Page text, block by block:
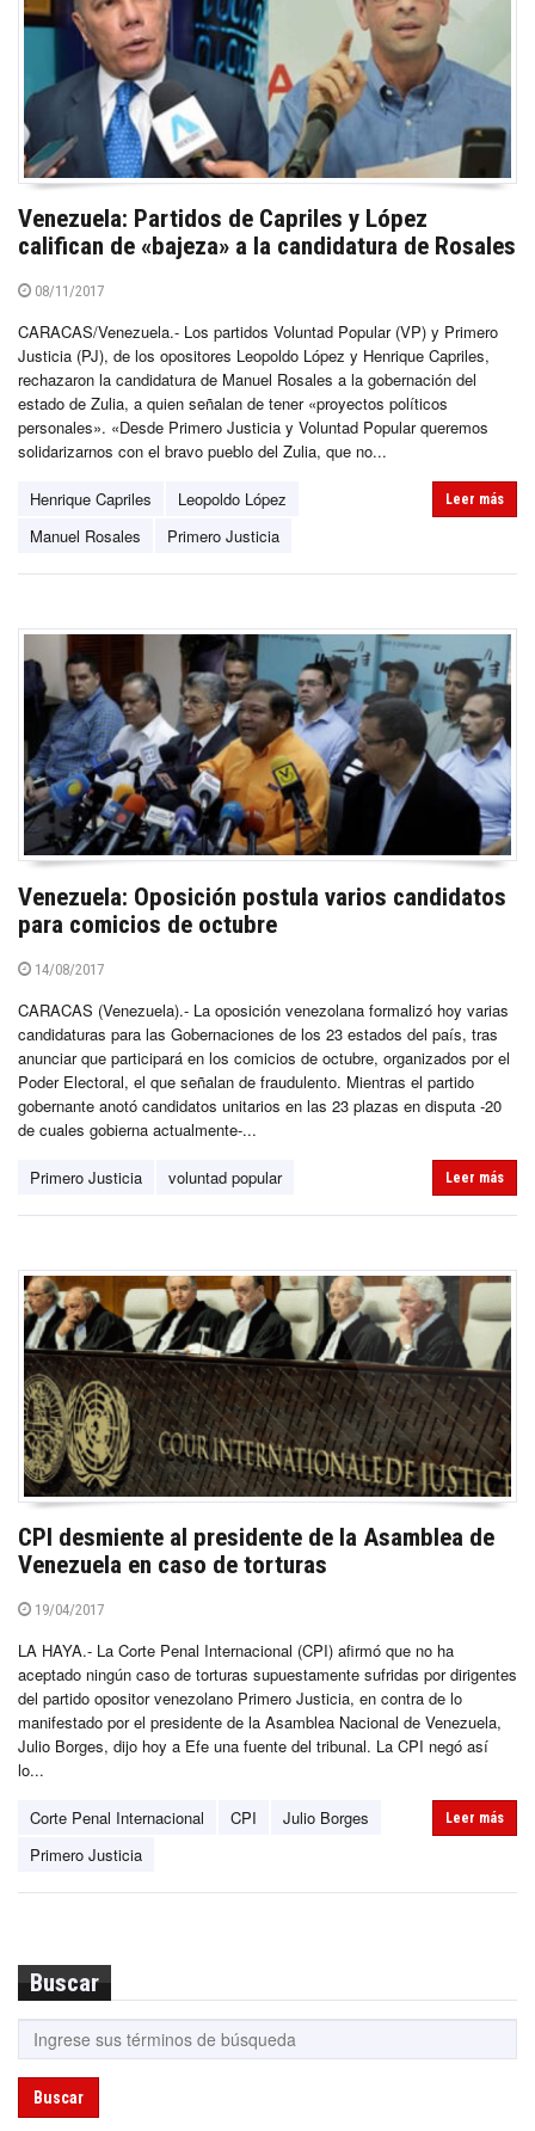
Venezuela: Partidos de Capriles y López
califican de «bajeza» a la candidatura de Rosales
08/11/2017
CARACAS/Venezuela.- Los partidos Voluntad Popular (VP) y Primero
Justicia (PJ), de los opositores Leopoldo López y Henrique Capriles,
rechazaron la candidatura de Manuel Rosales a la gobernación del
estado de Zulia, a quien señalan de tener «proyectos políticos
personales». «Desde Primero Justicia y Voluntad Popular queremos
solidarizarnos con el bravo pueblo del Zulia, que no...
Henrique Capriles
Leopoldo López
Manuel Rosales
Primero Justicia
Leer más
Venezuela: Oposición postula varios candidatos
para comicios de octubre
14/08/2017
CARACAS (Venezuela).- La oposición venezolana formalizó hoy varias
candidaturas para las Gobernaciones de los 23 estados del país, tras
anunciar que participará en los comicios de octubre, organizados por el
Poder Electoral, el que señalan de fraudulento. Mientras el partido
gobernante anotó candidatos unitarios en las 23 plazas en disputa -20
de cuales gobierna actualmente-...
Primero Justicia voluntad popular Leer más
CPI desmiente al presidente de la Asamblea de
Venezuela en caso de torturas
19/04/2017
LA HAYA.- La Corte Penal Internacional (CPI) afirmó que no ha
aceptado ningún caso de torturas supuestamente sufridas por dirigentes
del partido opositor venezolano Primero Justicia, en contra de lo
manifestado por el presidente de la Asamblea Nacional de Venezuela,
Julio Borges, dijo hoy a Efe una fuente del tribunal. La CPI negó así
lo...
Corte Penal Internacional CPI
Julio Borges
Primero Justicia
Leer más
Buscar
Buscar